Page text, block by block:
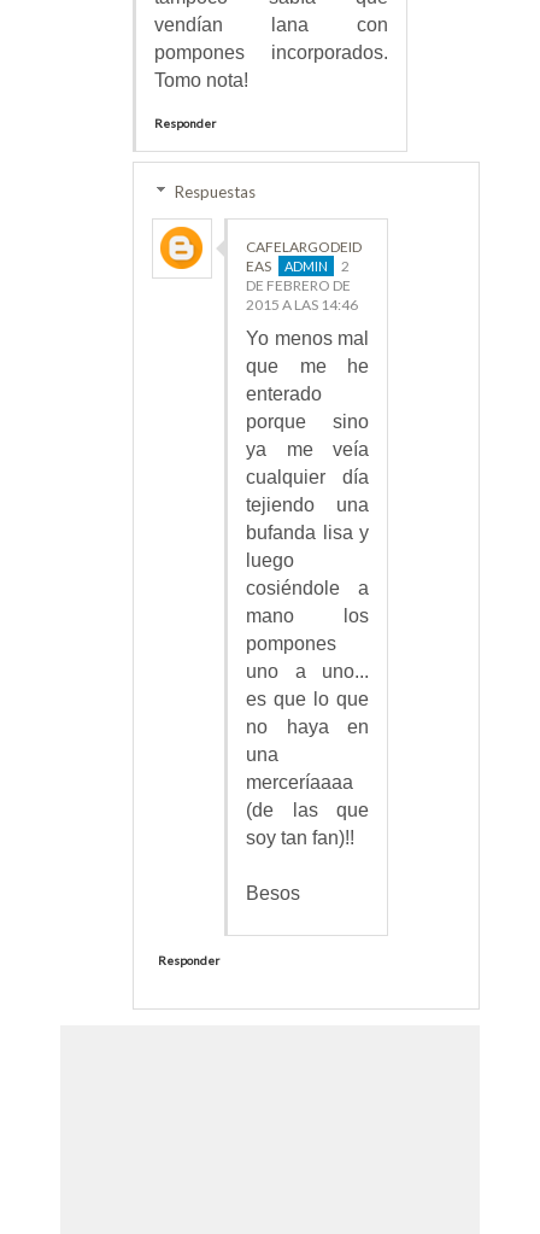
vendían lana con
pompones incorporados.
Tomo nota!
Responder
Respuestas
CAFELARGODEID
EAS
2
DE FEBRERO DE
2015 A LAS 14:46
Yo menos mal
que me he
enterado
porque sino
ya me veía
cualquier día
tejiendo una
bufanda lisa y
luego
cosiéndole a
mano los
pompones
uno a uno...
es que lo que
no haya en
una
merceríaaaa
(de las que
soy tan fan)!!
Besos
Responder